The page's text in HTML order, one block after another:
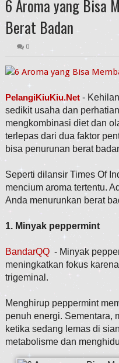
6 Aroma yang Bisa
Berat Badan
0
PelangiKiuKiu.Net -
sedikit usaha dan
mengkombinasi diet dan
terlepas dari dua faktor
bisa penurunan berat
Seperti dilansir Times Of
mencium aroma tertentu.
Anda menurunkan berat
1. Minyak peppermint
BandarQQ - Minyak
meningkatkan fokus
trigeminal.
Menghirup peppermint
penuh energi. Sementara,
ketika sedang lemas di
metabolisme dan